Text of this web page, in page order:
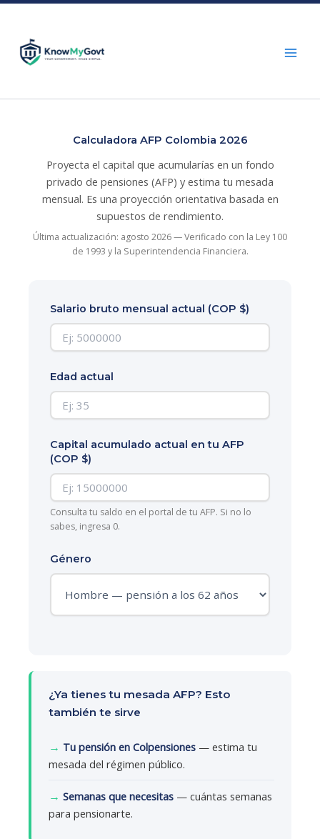
content
Calculadora AFP Colombia 2026
Proyecta el capital que acumularías en un fondo
privado de pensiones (AFP) y estima tu mesada
mensual. Es una proyección orientativa basada en
supuestos de rendimiento.
Última actualización: agosto 2026 — Verificado con la Ley 100
de 1993 y la Superintendencia Financiera.
Salario bruto mensual actual (COP $)
Edad actual
Capital acumulado actual en tu AFP
(COP $)
Consulta tu saldo en el portal de tu AFP. Si no lo
sabes, ingresa 0.
Género
¿Ya tienes tu mesada AFP? Esto
también te sirve
→ Tu pensión en Colpensiones — estima tu
mesada del régimen público.
→ Semanas que necesitas — cuántas semanas
para pensionarte.